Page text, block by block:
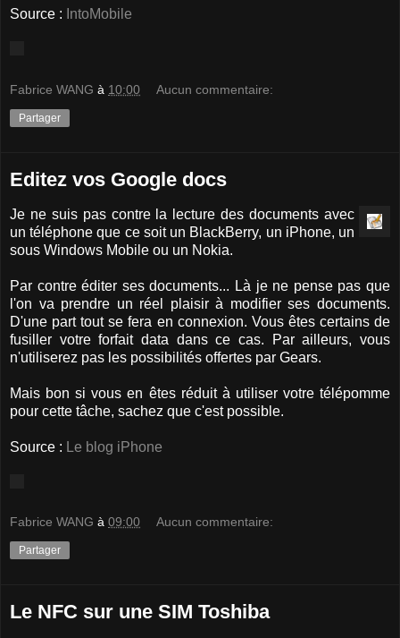
Source : IntoMobile
Fabrice WANG à 10:00 Aucun commentaire:
Partager
Editez vos Google docs
Je ne suis pas contre la lecture des documents avec
un téléphone que ce soit un BlackBerry, un iPhone, un
sous Windows Mobile ou un Nokia.
Par contre éditer ses documents... Là je ne pense pas que
l'on va prendre un réel plaisir à modifier ses documents.
D'une part tout se fera en connexion. Vous êtes certains de
fusiller votre forfait data dans ce cas. Par ailleurs, vous
n'utiliserez pas les possibilités offertes par Gears.
Mais bon si vous en êtes réduit à utiliser votre télépomme
pour cette tâche, sachez que c'est possible.
Source : Le blog iPhone
Fabrice WANG à 09:00 Aucun commentaire:
Partager
Le NFC sur une SIM Toshiba